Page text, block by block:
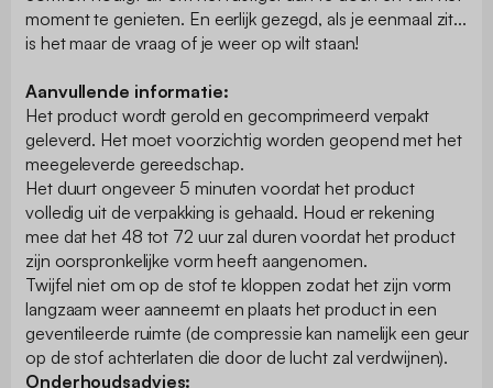
moment te genieten. En eerlijk gezegd, als je eenmaal zit...
is het maar de vraag of je weer op wilt staan!
Aanvullende informatie:
Het product wordt gerold en gecomprimeerd verpakt
geleverd. Het moet voorzichtig worden geopend met het
meegeleverde gereedschap.
Het duurt ongeveer 5 minuten voordat het product
volledig uit de verpakking is gehaald. Houd er rekening
mee dat het 48 tot 72 uur zal duren voordat het product
zijn oorspronkelijke vorm heeft aangenomen.
Twijfel niet om op de stof te kloppen zodat het zijn vorm
langzaam weer aanneemt en plaats het product in een
geventileerde ruimte (de compressie kan namelijk een geur
op de stof achterlaten die door de lucht zal verdwijnen).
Onderhoudsadvies: